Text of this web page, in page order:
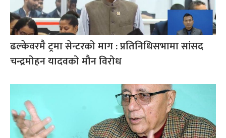
ढल्केवरमै ट्रमा सेन्टरको माग : प्रतिनिधिसभामा सांसद
चन्द्रमोहन यादवको मौन विरोध